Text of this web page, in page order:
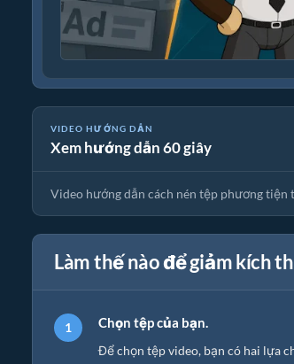
VIDEO HƯỚNG DẪN
Xem hướng dẫn 60 giây
🎵 Cách Nén Tệp Phương Tiện Trực Tuyến
Video hướng dẫn cách nén tệp phương tiện
Làm thế nào để giảm kích
Chọn tệp của bạn.
Để chọn tệp video, bạn có hai lựa